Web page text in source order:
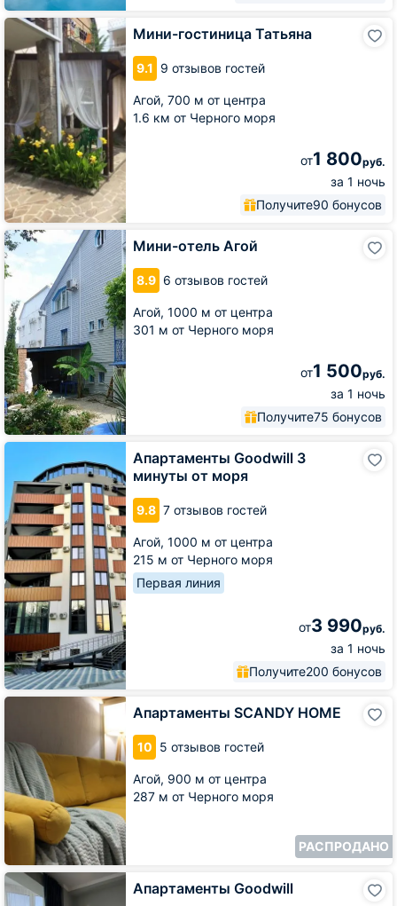
Мини-гостиница Татьяна
9.1 9 отзывов гостей
Агой, 700 м от центра
1.6 км от Черного моря
от1 800руб.
за 1 ночь
Получите90 бонусов
Мини-
гостиница
Татьяна
Мини-отель Агой
8.9 6 отзывов гостей
Агой, 1000 м от центра
301 м от Черного моря
от1 500руб.
за 1 ночь
Получите75 бонусов
Мини-
отель
Агой
Апартаменты Goodwill 3
минуты от моря
9.8 7 отзывов гостей
Агой, 1000 м от центра
215 м от Черного моря
Первая линия
от3 990руб.
за 1 ночь
Получите200 бонусов
Апартаменты
минуты
от
моря
Апартаменты SCANDY HOME
10 5 отзывов гостей
Агой, 900 м от центра
287 м от Черного моря
РАСПРОДАНО
Апартаменты
Апартаменты Goodwill
Апартаменты
Goodwill